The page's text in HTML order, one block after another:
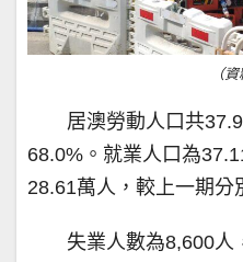
（資
居澳勞動人口共
68.0%。就業人口為
28.61萬人，較上一期分
失業人數為8,600人